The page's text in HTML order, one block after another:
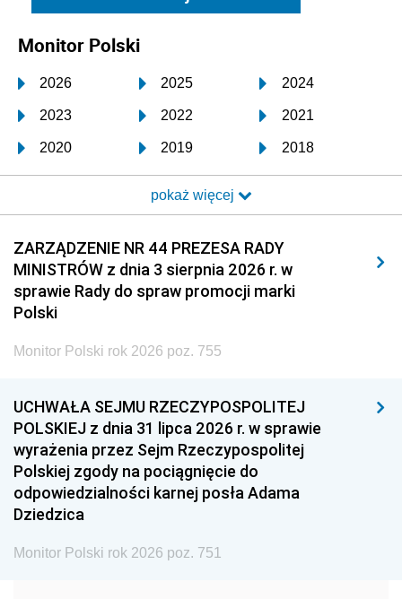
Monitor Polski
2026 2025 2024
2023 2022 2021
2020 2019 2018
2017 2016 2015
2014 2013 2012
2011 2010 2009
2008 2007 2006
2005
1996 1995 1994
1993 1992 1991
1990 1989
1987 1986 1985
pokaż więcej
ZARZĄDZENIE NR 44 PREZESA RADY
MINISTRÓW z dnia 3 sierpnia 2026 r. w
sprawie Rady do spraw promocji marki
Polski
Monitor Polski rok 2026 poz. 755
UCHWAŁA SEJMU RZECZYPOSPOLITEJ
POLSKIEJ z dnia 31 lipca 2026 r. w sprawie
wyrażenia przez Sejm Rzeczypospolitej
Polskiej zgody na pociągnięcie do
odpowiedzialności karnej posła Adama
Dziedzica
Monitor Polski rok 2026 poz. 751